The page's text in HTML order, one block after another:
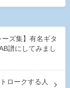
ズ集】有名ギタ
譜にしてみまし
ロークする人